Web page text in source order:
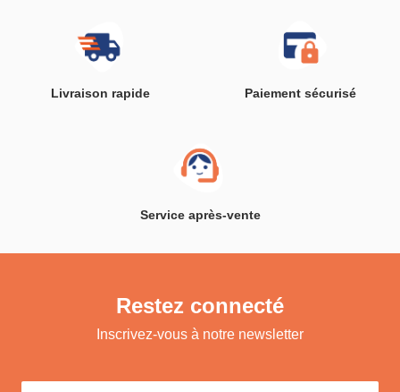
Livraison rapide Paiement sécurisé
Service après-vente
Restez connecté
Inscrivez-vous à notre newsletter